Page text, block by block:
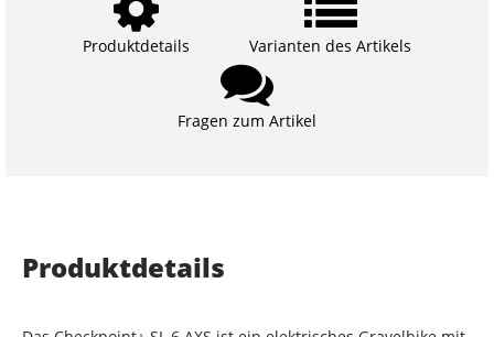
Produktdetails Varianten des Artikels
Fragen zum Artikel
Produktdetails